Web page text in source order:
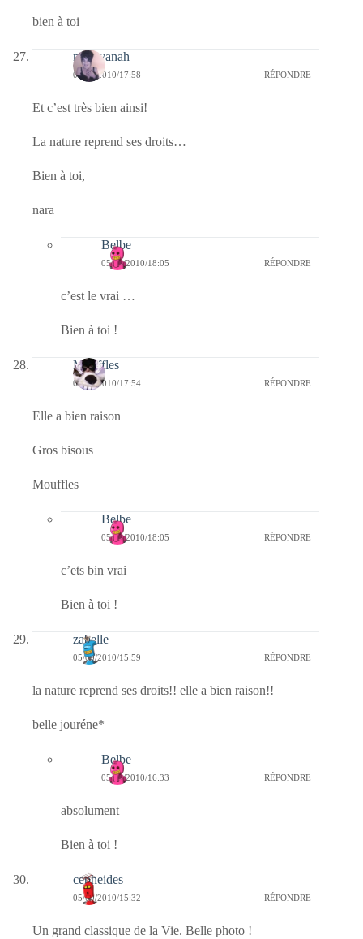
bien à toi
nara-yanah
05/09/2010/17:58 RÉPONDRE
Et c’est très bien ainsi!
La nature reprend ses droits…
Bien à toi,
nara
Belbe
05/09/2010/18:05 RÉPONDRE
c’est le vrai …
Bien à toi !
Mouffles
05/09/2010/17:54 RÉPONDRE
Elle a bien raison
Gros bisous
Mouffles
Belbe
05/09/2010/18:05 RÉPONDRE
c’ets bin vrai
Bien à toi !
zabelle
05/09/2010/15:59 RÉPONDRE
la nature reprend ses droits!! elle a bien raison!!
belle jouréne*
Belbe
05/09/2010/16:33 RÉPONDRE
absolument
Bien à toi !
cepheides
05/09/2010/15:32 RÉPONDRE
Un grand classique de la Vie. Belle photo !